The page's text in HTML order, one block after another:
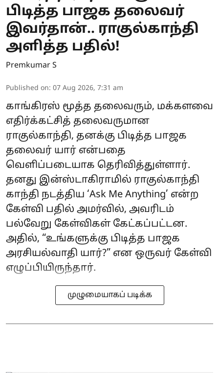
பிடித்த பாஜக தலைவர்
இவர்தான்.. ராகுல்காந்தி
அளித்த பதில்!
Premkumar S
Published on: 07 Aug 2026, 7:31 am
காங்கிரஸ் மூத்த தலைவரும், மக்களவை
எதிர்க்கட்சித் தலைவருமான
ராகுல்காந்தி, தனக்கு பிடித்த பாஜக
தலைவர் யார் என்பதை
வெளிப்படையாக தெரிவித்துள்ளார்.
தனது இன்ஸ்டாகிராமில் ராகுல்காந்தி
காந்தி நடத்திய ‘Ask Me Anything’ என்ற
கேள்வி பதில் அமர்வில், அவரிடம்
பல்வேறு கேள்விகள் கேட்கப்பட்டன.
அதில், “உங்களுக்கு பிடித்த பாஜக
அரசியல்வாதி யார்?” என ஒருவர் கேள்வி
எழுப்பியிருந்தார்.
முழுமையாகப் படிக்க